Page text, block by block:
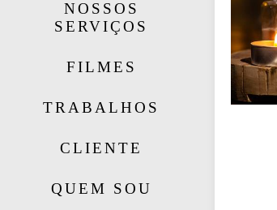
NOSSOS
SERVIÇOS
FILMES
TRABALHOS
CLIENTE
QUEM SOU